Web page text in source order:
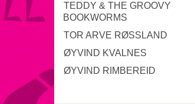
TEDDY & THE GROOVY
BOOKWORMS
TOR ARVE RØSSLAND
ØYVIND KVALNES
ØYVIND RIMBEREID